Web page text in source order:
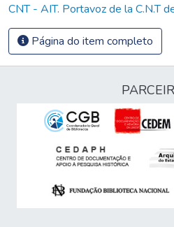
CNT - AIT. Portavoz de la C.N.T
Página do item completo